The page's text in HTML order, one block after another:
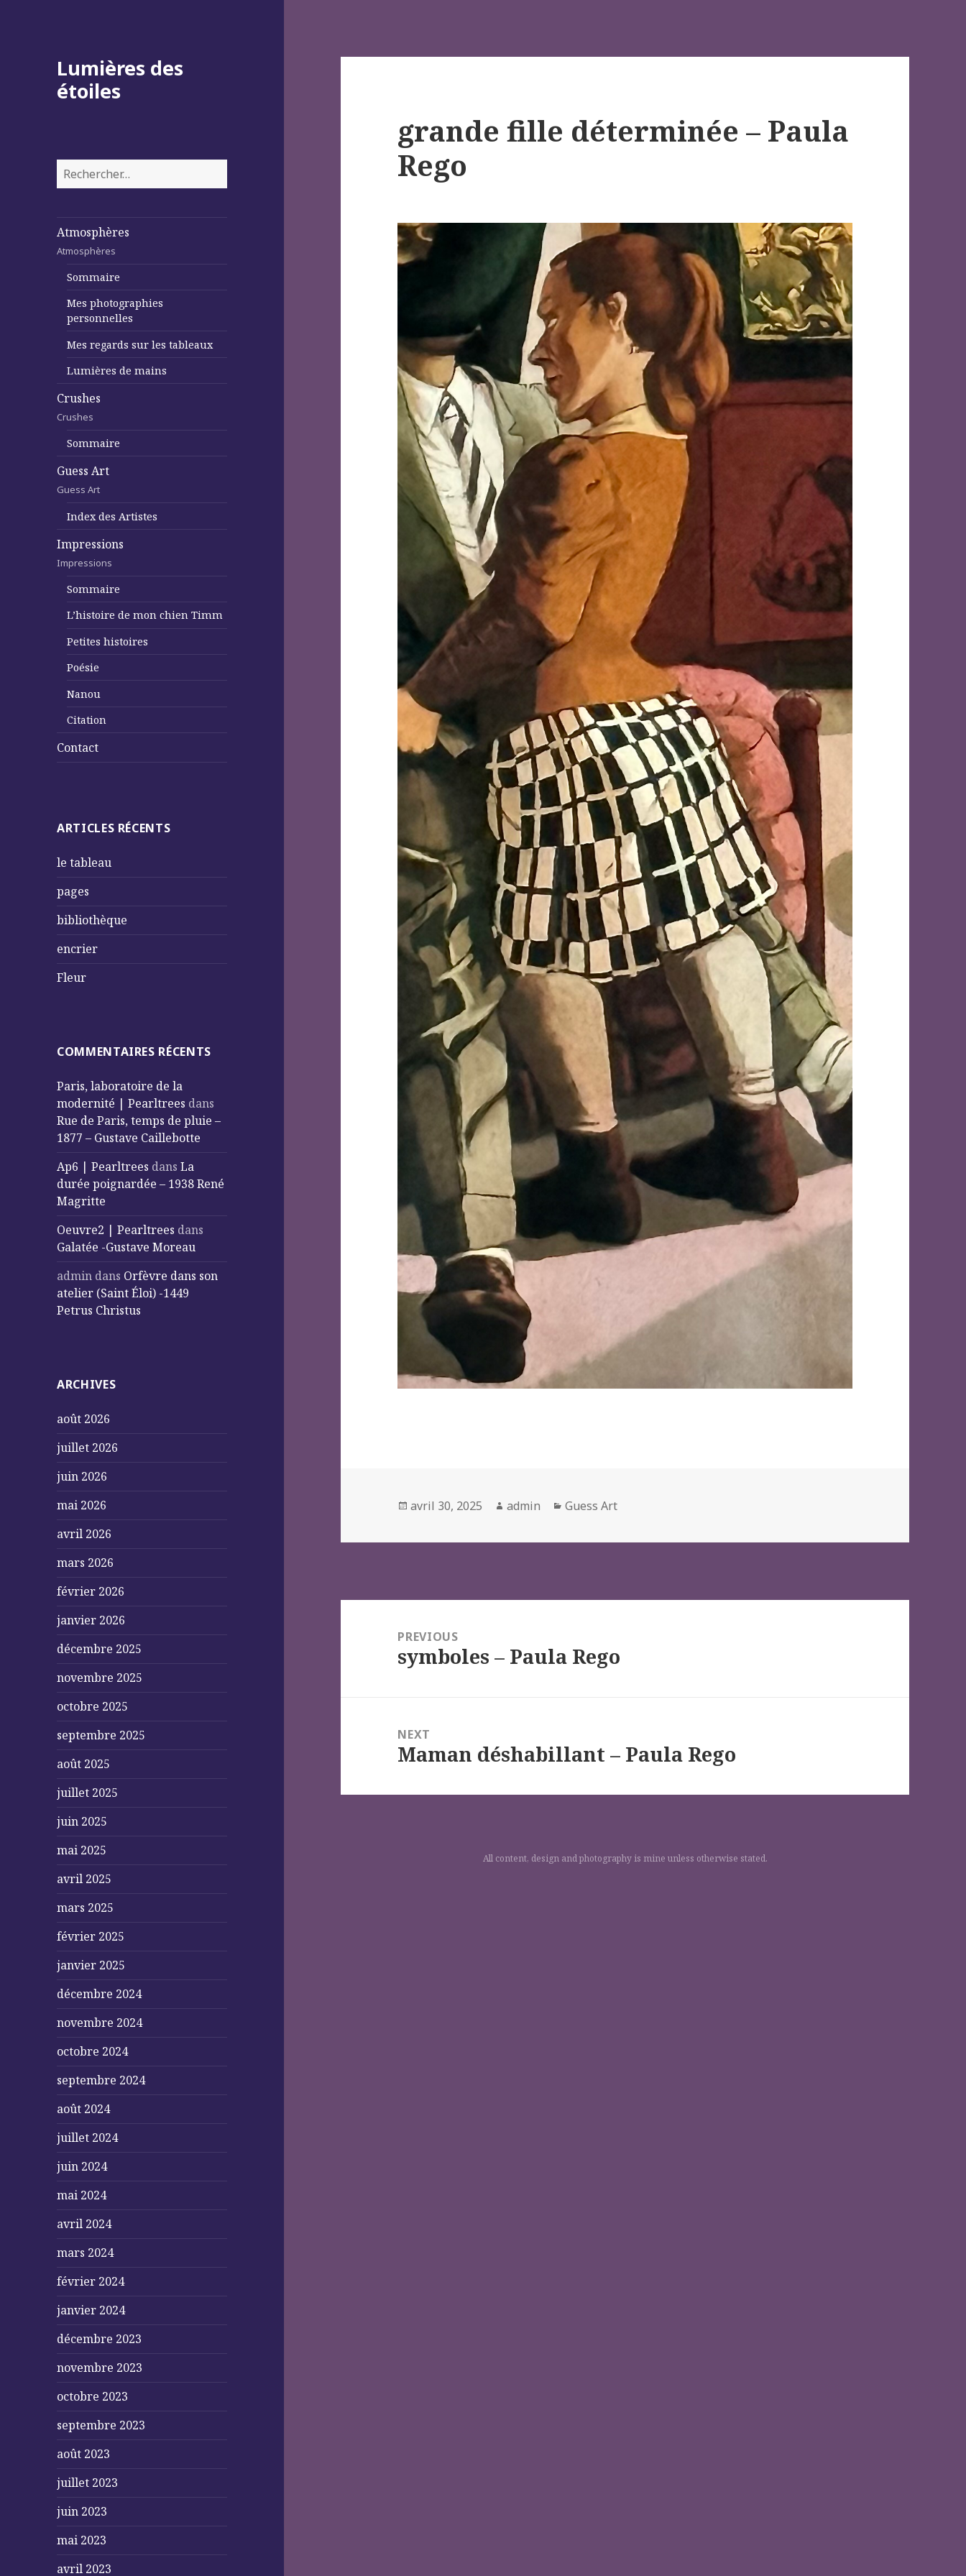
Lumières des
étoiles
Rechercher :
Atmosphères
Atmosphères
Sommaire
Mes photographies
personnelles
Mes regards sur les tableaux
Lumières de mains
Crushes
Crushes
Sommaire
Guess Art
Guess Art
Index des Artistes
Impressions
Impressions
Sommaire
L’histoire de mon chien Timm
Petites histoires
Poésie
Nanou
Citation
Contact
ARTICLES RÉCENTS
le tableau
pages
bibliothèque
encrier
Fleur
COMMENTAIRES RÉCENTS
Paris, laboratoire de la
modernité | Pearltrees dans
Rue de Paris, temps de pluie –
1877 – Gustave Caillebotte
Ap6 | Pearltrees dansLa
durée poignardée – 1938 René
Magritte
Oeuvre2 | Pearltrees dans
Galatée -Gustave Moreau
admin dans Orfèvre dans son
atelier (Saint Éloi) -1449
Petrus Christus
ARCHIVES
août 2026
juillet 2026
juin 2026
mai 2026
avril 2026
mars 2026
février 2026
janvier 2026
décembre 2025
novembre 2025
octobre 2025
septembre 2025
août 2025
juillet 2025
juin 2025
mai 2025
avril 2025
mars 2025
février 2025
janvier 2025
décembre 2024
novembre 2024
octobre 2024
septembre 2024
août 2024
juillet 2024
juin 2024
mai 2024
avril 2024
mars 2024
février 2024
janvier 2024
décembre 2023
novembre 2023
octobre 2023
septembre 2023
août 2023
juillet 2023
juin 2023
mai 2023
avril 2023
grande fille déterminée – Paula
Rego
Posted
avril 30, 2025 Author
admin Categories
Guess Art
l’article
PREVIOUS
Previous
symboles – Paula Rego
NEXT
Next
Maman déshabillant – Paula Rego
All content, design and photography is mine unless otherwise stated.